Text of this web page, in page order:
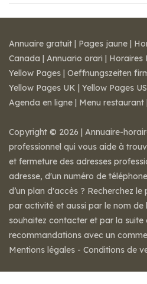
Annuaire gratuit | Pages jaune |
Canada | Annuario orari | Horaires
Yellow Pages | Oeffnungszeiten
Yellow Pages UK | Yellow Pages
Agenda en ligne | Menu restaurant |
Copyright © 2026 | Annuaire-
professionnel qui vous aide à
et fermeture des adresses
adresse, d'un numéro de
d’un plan d'accès ? Recherchez
par activité et aussi par le nom de
souhaitez contacter et par la
recommandations avec un
Mentions légales - Conditions de